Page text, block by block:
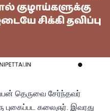
தெருவை சேர்ந்தவர்
புகைப்பட கலைஞர். இவரது